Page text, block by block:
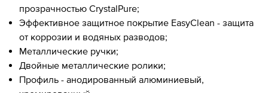
прозрачностью CrystalPure;
Эффективное защитное покрытие EasyClean - защита
от коррозии и водяных разводов;
Металлические ручки;
Двойные металлические ролики;
Профиль - анодированный алюминиевый,